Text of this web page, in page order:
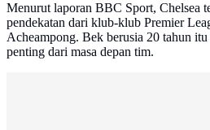
Menurut laporan BBC Sport, Chelsea
pendekatan dari klub-klub Premier
Acheampong. Bek berusia 20 tahun
penting dari masa depan tim.